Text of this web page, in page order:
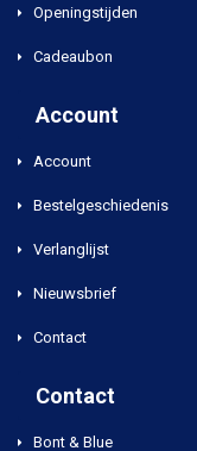
Openingstijden
Cadeaubon
Account
Account
Bestelgeschiedenis
Verlanglijst
Nieuwsbrief
Contact
Contact
Bont & Blue